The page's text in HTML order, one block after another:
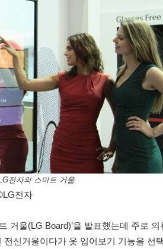
전자의 스마트 거울
전자
거울(LG Board)’을 발표했는데 주로 의
신거울이다가 옷 입어보기 기능을 선